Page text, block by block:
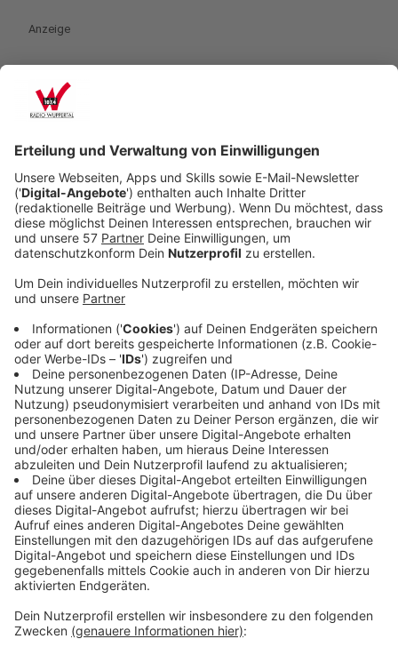
Anzeige
Aktion Lichtblicke - Die Macher
Anzeige
Was wäre die Aktion Lichtblicke ohne Euch? Die
Hörerinnen und Hörer, die mit Aktionen dafür sorgen,
dass unsere NRW-Spendenorganisation mit Leben
gefüllt wird- ihr, die Spenden sammelt für Kinder und
Familien in Nordrhein-Westfalen. Schreibt uns gerne,
welche Aktion ihr plant und wo man euch findet.
Hier geht es zur "Macher"-Seite.
Anzeige
Aktion Lichtblicke
Anzeige
Die 0-Euro-Scheine
Anzeige
Begehrte Sammlerstücke für den guten Zweck - das
sind die 0-Euro-Scheine. In diesem Jahr hat Leony uns